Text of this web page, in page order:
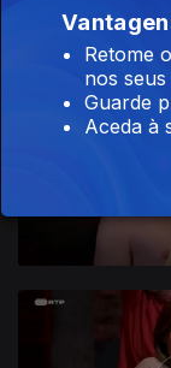
Retome
nos seus
Guarde
Aceda à